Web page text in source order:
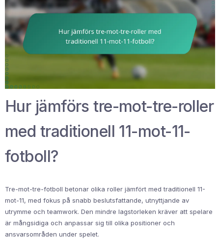
Hur jämförs tre-mot-tre-roller
med traditionell 11-mot-11-
fotboll?
Tre-mot-tre-fotboll betonar olika roller jämfört med traditionell 11-
mot-11, med fokus på snabb beslutsfattande, utnyttjande av
utrymme och teamwork. Den mindre lagstorleken kräver att spelare
är mångsidiga och anpassar sig till olika positioner och
ansvarsområden under spelet.